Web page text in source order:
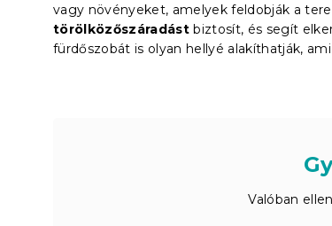
vagy növényeket, amelyek feldobják a
törölközőszáradást biztosít, és segít
fürdőszobát is olyan hellyé alakíthatják,
Valóban